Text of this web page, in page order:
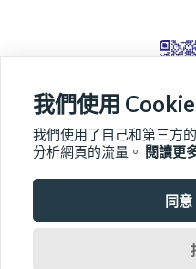
我們使用
我們使用了自己和第三方
分析網頁的流量。
閱讀更
同